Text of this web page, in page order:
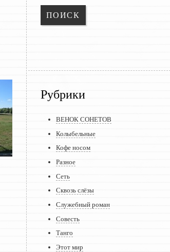
Рубрики
ВЕНОК СОНЕТОВ
Колыбельные
Кофе носом
Разное
Сеть
Сквозь слёзы
Служебный роман
Совесть
Танго
Этот мир